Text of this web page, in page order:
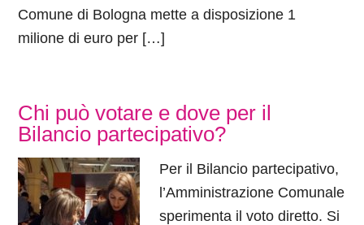
Comune di Bologna mette a disposizione 1
milione di euro per […]
Chi può votare e dove per il
Bilancio partecipativo?
Per il Bilancio partecipativo,
l’Amministrazione Comunale
sperimenta il voto diretto. Si